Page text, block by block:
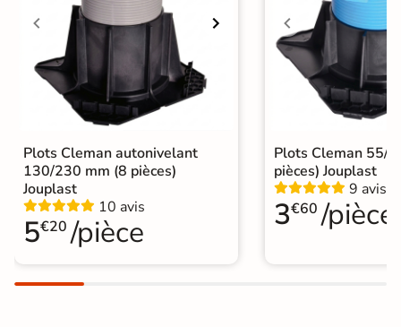
Conditionnement Boite
Choix 1er Choix
Pose
A poser sur plot
A poser directement sur sable, gravier
ou herbe
A coller sur ancien carrelage
Normes
Plots Cleman autonivelant
130/230 mm (8 pièces)
Jouplast
10 avis
5€20 /pièce
Plots Cleman 55/
pièces) Jouplast
9 avis
3€60 /pièce